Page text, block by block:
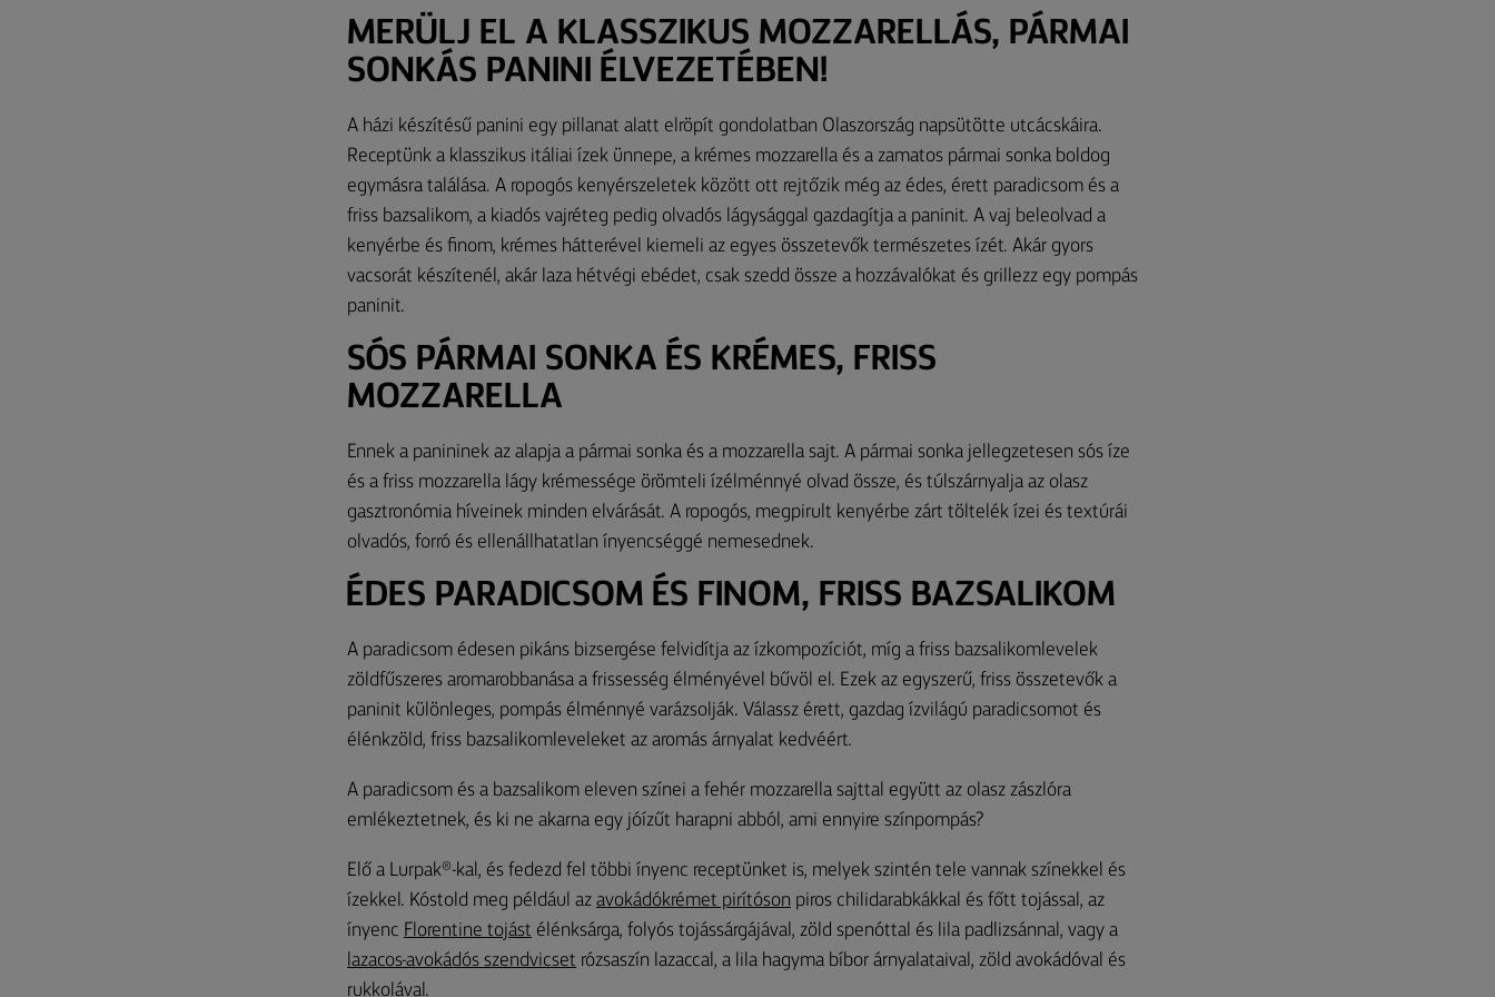
MERÜLJ EL A KLASSZIKUS MOZZARELLÁS, PÁRMAI
SONKÁS PANINI ÉLVEZETÉBEN!
A házi készítésű panini egy pillanat alatt elröpít gondolatban Olaszország napsütötte utcácskáira.
Receptünk a klasszikus itáliai ízek ünnepe, a krémes mozzarella és a zamatos pármai sonka boldog
egymásra találása. A ropogós kenyérszeletek között ott rejtőzik még az édes, érett paradicsom és a
friss bazsalikom, a kiadós vajréteg pedig olvadós lágysággal gazdagítja a paninit. A vaj beleolvad a
kenyérbe és finom, krémes hátterével kiemeli az egyes összetevők természetes ízét. Akár gyors
vacsorát készítenél, akár laza hétvégi ebédet, csak szedd össze a hozzávalókat és grillezz egy pompás
paninit.
SÓS PÁRMAI SONKA ÉS KRÉMES, FRISS
MOZZARELLA
Ennek a panininek az alapja a pármai sonka és a mozzarella sajt. A pármai sonka jellegzetesen sós íze
és a friss mozzarella lágy krémessége örömteli ízélménnyé olvad össze, és túlszárnyalja az olasz
gasztronómia híveinek minden elvárását. A ropogós, megpirult kenyérbe zárt töltelék ízei és textúrái
olvadós, forró és ellenállhatatlan ínyencséggé nemesednek.
ÉDES PARADICSOM ÉS FINOM, FRISS BAZSALIKOM
A paradicsom édesen pikáns bizsergése felvidítja az ízkompozíciót, míg a friss bazsalikomlevelek
zöldfűszeres aromarobbanása a frissesség élményével bűvöl el. Ezek az egyszerű, friss összetevők a
paninit különleges, pompás élménnyé varázsolják. Válassz érett, gazdag ízvilágú paradicsomot és
élénkzöld, friss bazsalikomleveleket az aromás árnyalat kedvéért.
A paradicsom és a bazsalikom eleven színei a fehér mozzarella sajttal együtt az olasz zászlóra
emlékeztetnek, és ki ne akarna egy jóízűt harapni abból, ami ennyire színpompás?
Elő a Lurpak®-kal, és fedezd fel többi ínyenc receptünket is, melyek szintén tele vannak színekkel és
ízekkel. Kóstold meg például az avokádókrémet pirítóson piros chilidarabkákkal és főtt tojással, az
ínyenc Florentine tojást élénksárga, folyós tojássárgájával, zöld spenóttal és lila padlizsánnal, vagy a
lazacos-avokádós szendvicset rózsaszín lazaccal, a lila hagyma bíbor árnyalataival, zöld avokádóval és
rukkolával.